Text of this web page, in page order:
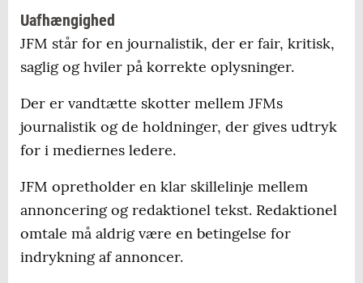
Uafhængighed
JFM står for en journalistik, der er fair, kritisk,
saglig og hviler på korrekte oplysninger.
Der er vandtætte skotter mellem JFMs
journalistik og de holdninger, der gives udtryk
for i mediernes ledere.
JFM opretholder en klar skillelinje mellem
annoncering og redaktionel tekst. Redaktionel
omtale må aldrig være en betingelse for
indrykning af annoncer.